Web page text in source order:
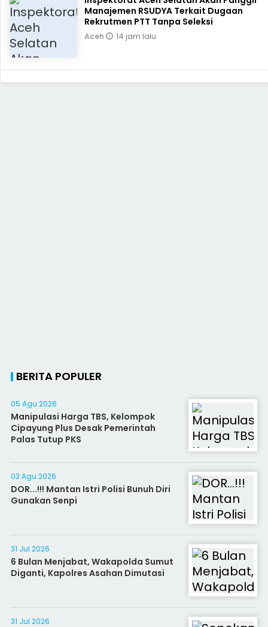
Manajemen RSUDYA Terkait Dugaan
Rekrutmen PTT Tanpa Seleksi
Aceh 14 jam lalu
BERITA POPULER
05 Agu 2026
Manipulasi Harga TBS, Kelompok
Cipayung Plus Desak Pemerintah
Palas Tutup PKS
03 Agu 2026
DOR...!!! Mantan Istri Polisi Bunuh Diri
Gunakan Senpi
31 Jul 2026
6 Bulan Menjabat, Wakapolda Sumut
Diganti, Kapolres Asahan Dimutasi
31 Jul 2026